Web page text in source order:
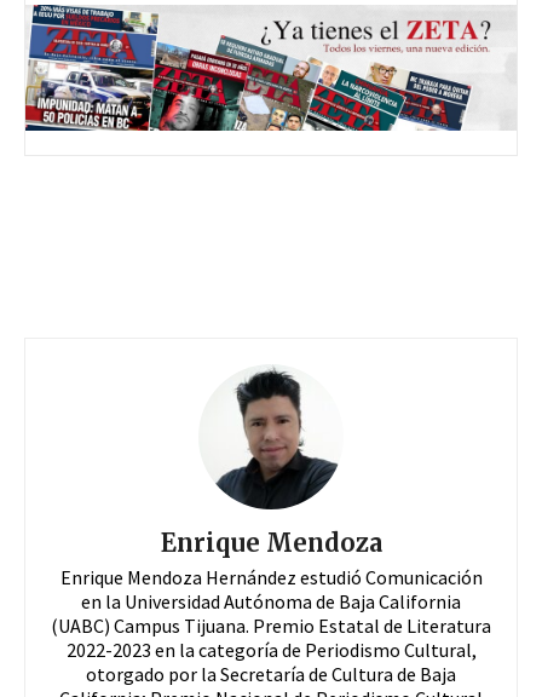
Enrique Mendoza
Enrique Mendoza Hernández estudió Comunicación
en la Universidad Autónoma de Baja California
(UABC) Campus Tijuana. Premio Estatal de Literatura
2022-2023 en la categoría de Periodismo Cultural,
otorgado por la Secretaría de Cultura de Baja